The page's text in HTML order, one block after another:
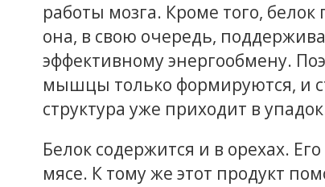
работы мозга. Кроме того,
она, в свою очередь,
эффективному энергообмену.
мышцы только формируются, и
структура уже приходит в
Белок содержится и в орехах.
мясе. К тому же этот продукт